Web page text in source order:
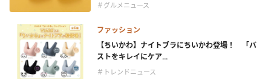
＃グルメニュース
ファッション
【ちいかわ】ナイトブラにちいかわ登場！ 「バ
ストをキレイにケア...
＃トレンドニュース